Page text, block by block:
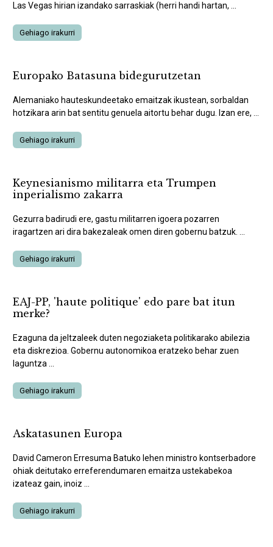
Las Vegas hirian izandako sarraskiak (herri handi hartan, ...
Gehiago irakurri
Europako Batasuna bidegurutzetan
Alemaniako hauteskundeetako emaitzak ikustean, sorbaldan
hotzikara arin bat sentitu genuela aitortu behar dugu. Izan ere, ...
Gehiago irakurri
Keynesianismo militarra eta Trumpen
inperialismo zakarra
Gezurra badirudi ere, gastu militarren igoera pozarren
iragartzen ari dira bakezaleak omen diren gobernu batzuk. ...
Gehiago irakurri
EAJ-PP, 'haute politique' edo pare bat itun
merke?
Ezaguna da jeltzaleek duten negoziaketa politikarako abilezia
eta diskrezioa. Gobernu autonomikoa eratzeko behar zuen
laguntza ...
Gehiago irakurri
Askatasunen Europa
David Cameron Erresuma Batuko lehen ministro kontserbadore
ohiak deitutako erreferendumaren emaitza ustekabekoa
izateaz gain, inoiz ...
Gehiago irakurri